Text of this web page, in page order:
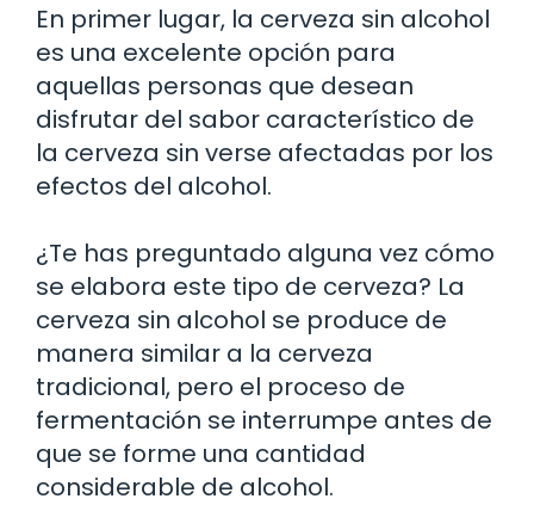
En primer lugar, la cerveza sin alcohol
es una excelente opción para
aquellas personas que desean
disfrutar del sabor característico de
la cerveza sin verse afectadas por los
efectos del alcohol.
¿Te has preguntado alguna vez cómo
se elabora este tipo de cerveza? La
cerveza sin alcohol se produce de
manera similar a la cerveza
tradicional, pero el proceso de
fermentación se interrumpe antes de
que se forme una cantidad
considerable de alcohol.